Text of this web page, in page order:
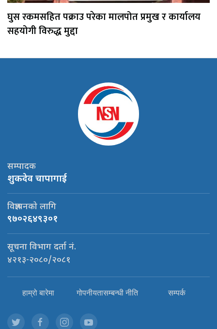
घुस रकमसहित पक्राउ परेका मालपोत प्रमुख र कार्यालय
सहयोगी विरुद्ध मुद्दा
सम्पादक
शुकदेव चापागाई
विज्ञापनको लागि
९७०२६४९३०१
सूचना विभाग दर्ता नं.
४२१३-२०८०/२०८१
हाम्रो बारेमा गोपनीयतासम्बन्धी नीति सम्पर्क